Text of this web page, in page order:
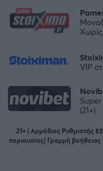
VIP
(21+)
21+ | Αρμόδιος Ρυθμιστής
περιουσίας| Γραμμή